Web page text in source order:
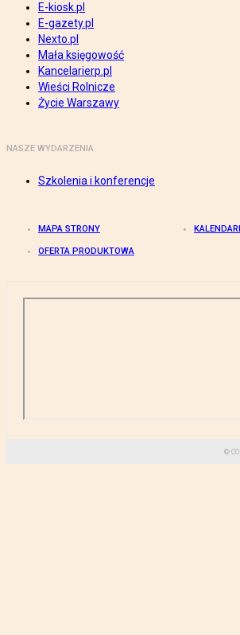
E-kiosk.pl
E-gazety.pl
Nexto.pl
Mała księgowość
Kancelarierp.pl
Wieści Rolnicze
Życie Warszawy
NASZE WYDARZENIA
Szkolenia i konferencje
MAPA STRONY
OFERTA PRODUKTOWA
©